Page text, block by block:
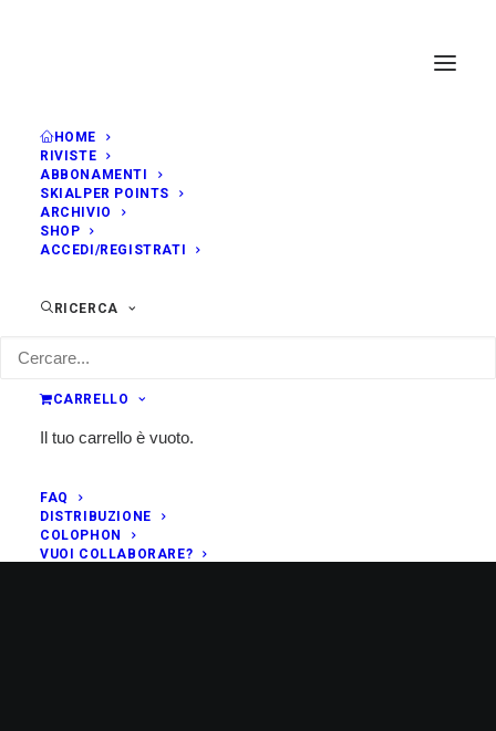
HOME
RIVISTE
ABBONAMENTI
SKIALPER POINTS
ARCHIVIO
SHOP
ACCEDI/REGISTRATI
RICERCA
CARRELLO
Il tuo carrello è vuoto.
FAQ
DISTRIBUZIONE
COLOPHON
VUOI COLLABORARE?